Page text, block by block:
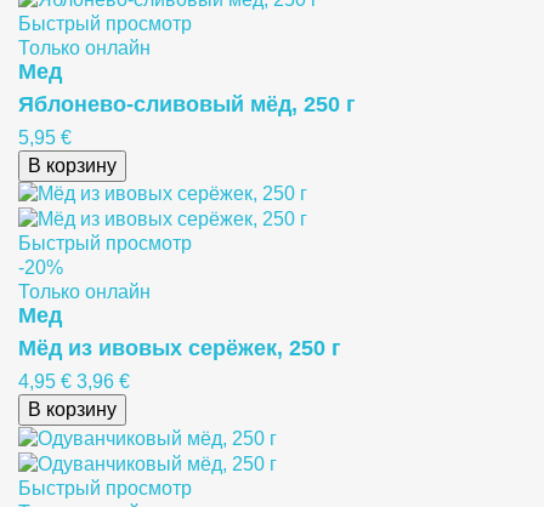
Быстрый просмотр
Только онлайн
Meд
Яблонево-сливовый мёд, 250 г
5,95 €
В корзину
Быстрый просмотр
-20%
Только онлайн
Meд
Мёд из ивовых серёжек, 250 г
4,95 € 3,96 €
В корзину
Быстрый просмотр